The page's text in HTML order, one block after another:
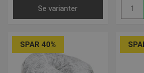
Se varianter
SPAR 40%